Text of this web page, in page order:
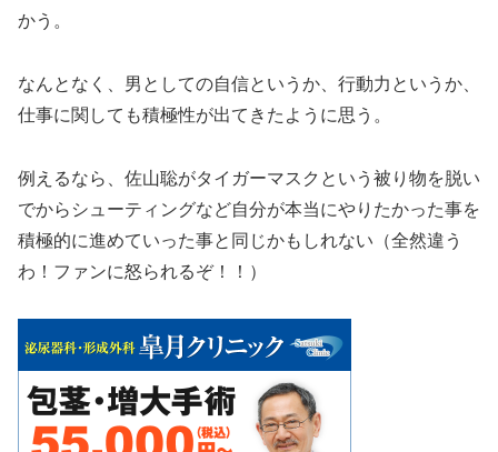
かう。
なんとなく、男としての自信というか、行動力というか、
仕事に関しても積極性が出てきたように思う。
例えるなら、佐山聡がタイガーマスクという被り物を脱い
でからシューティングなど自分が本当にやりたかった事を
積極的に進めていった事と同じかもしれない（全然違う
わ！ファンに怒られるぞ！！）